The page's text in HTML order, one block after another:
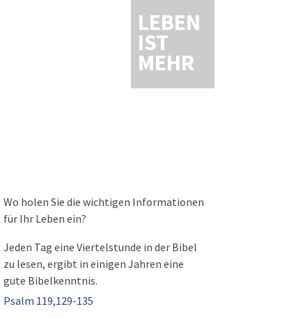
LEBEN
IST
MEHR
Wo holen Sie die wichtigen Informationen
für Ihr Leben ein?
Jeden Tag eine Viertelstunde in der Bibel
zu lesen, ergibt in einigen Jahren eine
gute Bibelkenntnis.
Psalm 119,129-135